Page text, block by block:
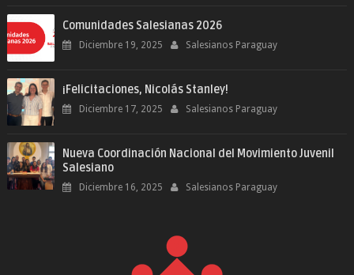
Comunidades Salesianas 2026
Diciembre 19, 2025 Salesianos Paraguay
¡Felicitaciones, Nicolás Stanley!
Diciembre 17, 2025 Salesianos Paraguay
Nueva Coordinación Nacional del Movimiento Juvenil
Salesiano
Diciembre 16, 2025 Salesianos Paraguay